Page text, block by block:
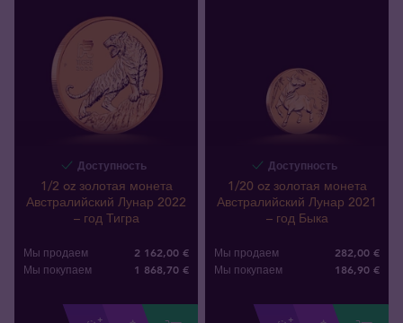
Доступность
1/2 oz золотая монета
Австралийский Лунар 2022
– год Тигра
Мы продаем 2 162,00 €
Мы покупаем 1 868,70 €
Доступность
1/20 oz золотая монета
Австралийский Лунар 2021
– год Быка
Мы продаем 282,00 €
Мы покупаем 186,90 €